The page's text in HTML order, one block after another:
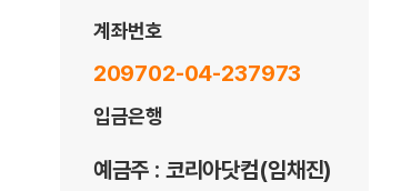
계좌번호
209702-04-237973
입금은행
예금주 : 코리아닷컴(임채진)